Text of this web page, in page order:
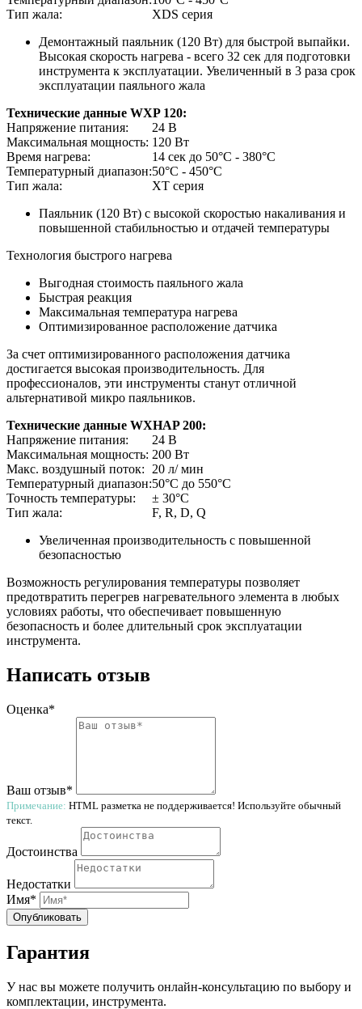
Тип жала:
XDS серия
Демонтажный паяльник (120 Вт) для быстрой выпайки.
Высокая скорость нагрева - всего 32 сек для подготовки
инструмента к эксплуатации. Увеличенный в 3 раза срок
эксплуатации паяльного жала
Технические данные WXP 120:
Напряжение питания:
24 В
Максимальная мощность: 120 Вт
Время нагрева:
14 сек до 50°C - 380°C
Температурный диапазон:50°C - 450°C
Тип жала:
XT серия
Паяльник (120 Вт) с высокой скоростью накаливания и
повышенной стабильностью и отдачей температуры
Технология быстрого нагрева
Выгодная стоимость паяльного жала
Быстрая реакция
Максимальная температура нагрева
Оптимизированное расположение датчика
За счет оптимизированного расположения датчика
достигается высокая производительность. Для
профессионалов, эти инструменты станут отличной
альтернативой микро паяльников.
Технические данные WXHAP 200:
Напряжение питания:
24 В
Максимальная мощность: 200 Вт
Макс. воздушный поток:
20 л/ мин
Температурный диапазон:50°C до 550°C
Точность температуры:
± 30°C
Тип жала:
F, R, D, Q
Увеличенная производительность с повышенной
безопасностью
Возможность регулирования температуры позволяет
предотвратить перегрев нагревательного элемента в любых
условиях работы, что обеспечивает повышенную
безопасность и более длительный срок эксплуатации
инструмента.
Написать отзыв
Оценка*
Ваш отзыв*
Примечание: HTML разметка не поддерживается! Используйте обычный
текст.
Достоинства
Недостатки
Имя*
Опубликовать
Гарантия
У нас вы можете получить онлайн-консультацию по выбору и
комплектации, инструмента.